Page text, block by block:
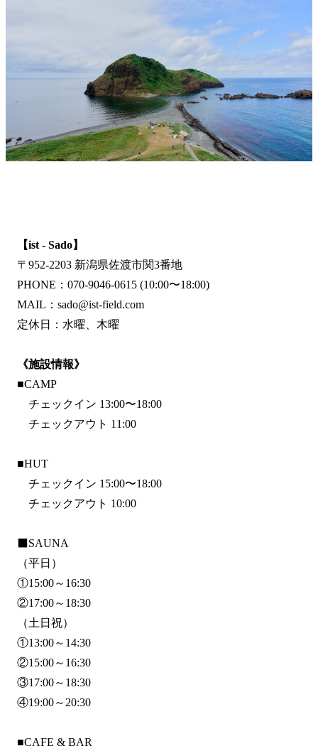
【ist - Sado】
〒952-2203 新潟県佐渡市関3番地
PHONE：070-9046-0615 (10:00〜18:00)
MAIL：sado@ist-field.com
定休日：水曜、木曜
《施設情報》
■CAMP
チェックイン 13:00〜18:00
チェックアウト 11:00
■HUT
チェックイン 15:00〜18:00
チェックアウト 10:00
⬛️SAUNA
（平日）
①15:00～16:30
②17:00～18:30
（土日祝）
①13:00～14:30
②15:00～16:30
③17:00～18:30
④19:00～20:30
■CAFE & BAR